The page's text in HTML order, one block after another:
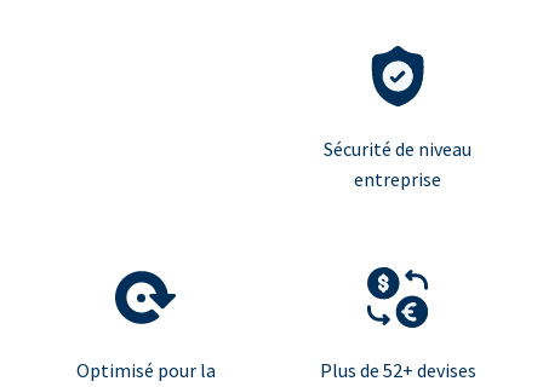
Sécurité de niveau
entreprise
Optimisé pour la
Plus de 52+ devises